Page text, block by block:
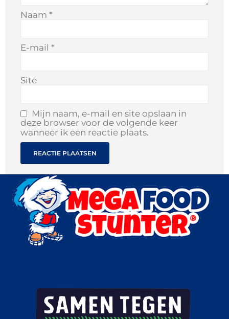
Naam *
E-mail *
Site
Mijn naam, e-mail en site opslaan in
deze browser voor de volgende keer
wanneer ik een reactie plaats.